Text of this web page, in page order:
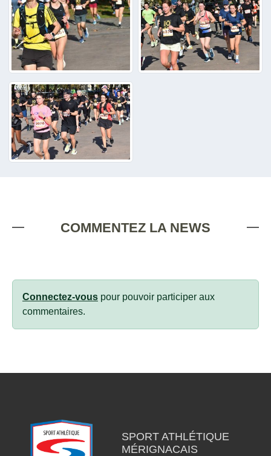
COMMENTEZ LA NEWS
Connectez-vous pour pouvoir participer aux
commentaires.
SPORT ATHLÉTIQUE
MÉRIGNACAIS